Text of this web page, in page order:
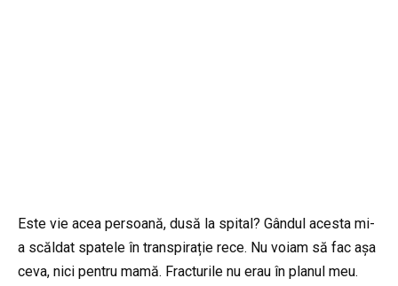
Este vie acea persoană, dusă la spital? Gândul acesta mi-
a scăldat spatele în transpirație rece. Nu voiam să fac așa
ceva, nici pentru mamă. Fracturile nu erau în planul meu.